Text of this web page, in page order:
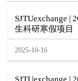
SJTUexchange |
生科研寒假项目
2025-10-16
SJTUexchange |